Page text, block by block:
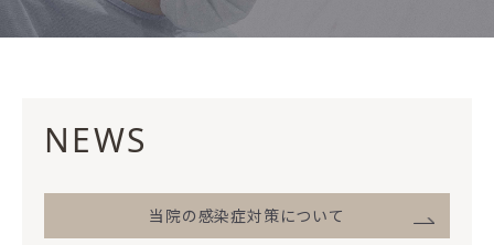
NEWS
当院の感染症対策について